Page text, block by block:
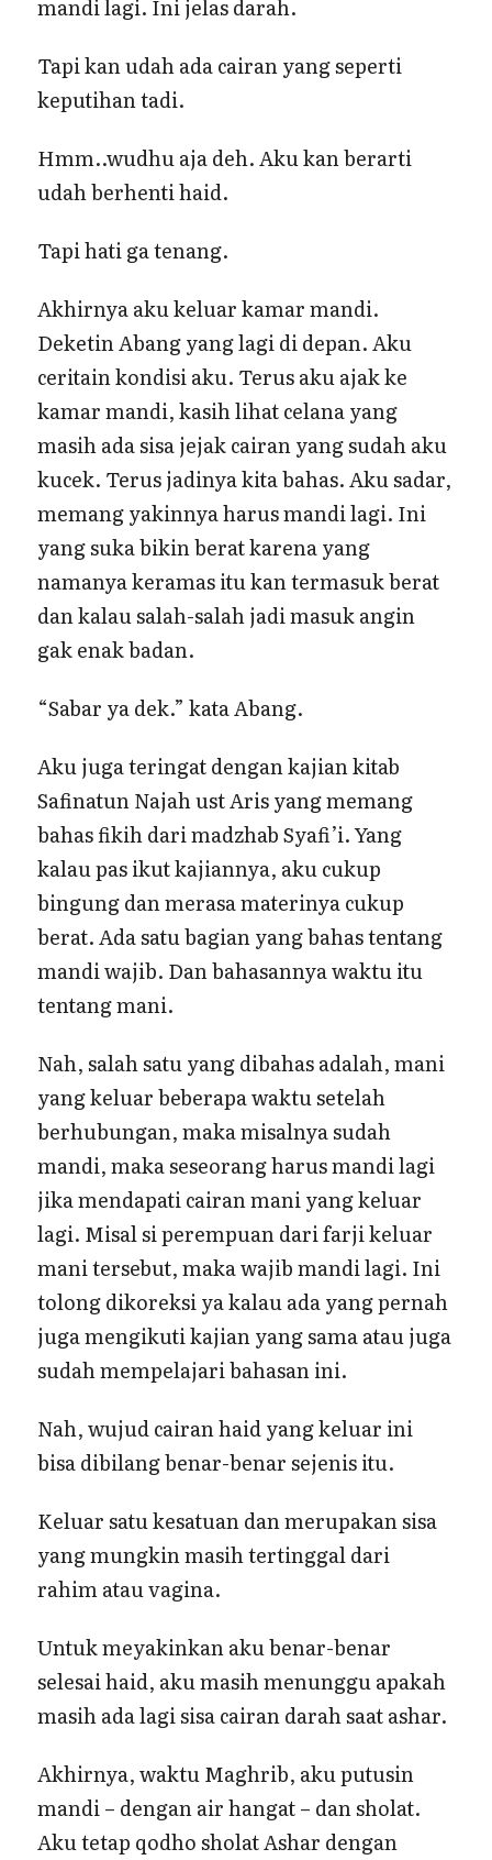
mandi lagi. Ini jelas darah.
Tapi kan udah ada cairan yang seperti
keputihan tadi.
Hmm..wudhu aja deh. Aku kan berarti
udah berhenti haid.
Tapi hati ga tenang.
Akhirnya aku keluar kamar mandi.
Deketin Abang yang lagi di depan. Aku
ceritain kondisi aku. Terus aku ajak ke
kamar mandi, kasih lihat celana yang
masih ada sisa jejak cairan yang sudah aku
kucek. Terus jadinya kita bahas. Aku sadar,
memang yakinnya harus mandi lagi. Ini
yang suka bikin berat karena yang
namanya keramas itu kan termasuk berat
dan kalau salah-salah jadi masuk angin
gak enak badan.
“Sabar ya dek.” kata Abang.
Aku juga teringat dengan kajian kitab
Safinatun Najah ust Aris yang memang
bahas fikih dari madzhab Syafi’i. Yang
kalau pas ikut kajiannya, aku cukup
bingung dan merasa materinya cukup
berat. Ada satu bagian yang bahas tentang
mandi wajib. Dan bahasannya waktu itu
tentang mani.
Nah, salah satu yang dibahas adalah, mani
yang keluar beberapa waktu setelah
berhubungan, maka misalnya sudah
mandi, maka seseorang harus mandi lagi
jika mendapati cairan mani yang keluar
lagi. Misal si perempuan dari farji keluar
mani tersebut, maka wajib mandi lagi. Ini
tolong dikoreksi ya kalau ada yang pernah
juga mengikuti kajian yang sama atau juga
sudah mempelajari bahasan ini.
Nah, wujud cairan haid yang keluar ini
bisa dibilang benar-benar sejenis itu.
Keluar satu kesatuan dan merupakan sisa
yang mungkin masih tertinggal dari
rahim atau vagina.
Untuk meyakinkan aku benar-benar
selesai haid, aku masih menunggu apakah
masih ada lagi sisa cairan darah saat ashar.
Akhirnya, waktu Maghrib, aku putusin
mandi – dengan air hangat – dan sholat.
Aku tetap qodho sholat Ashar dengan